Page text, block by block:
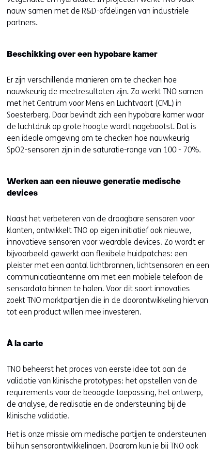
nauw samen met de R&D-afdelingen van industriële
partners.
Beschikking over een hypobare kamer
Er zijn verschillende manieren om te checken hoe
nauwkeurig de meetresultaten zijn. Zo werkt TNO samen
met het Centrum voor Mens en Luchtvaart (CML) in
Soesterberg. Daar bevindt zich een hypobare kamer waar
de luchtdruk op grote hoogte wordt nagebootst. Dat is
een ideale omgeving om te checken hoe nauwkeurig
SpO2-sensoren zijn in de saturatie-range van 100 - 70%.
Werken aan een nieuwe generatie medische
devices
Naast het verbeteren van de draagbare sensoren voor
klanten, ontwikkelt TNO op eigen initiatief ook nieuwe,
innovatieve sensoren voor wearable devices. Zo wordt er
bijvoorbeeld gewerkt aan flexibele huidpatches: een
pleister met een aantal lichtbronnen, lichtsensoren en een
communicatieantenne om met een mobiele telefoon de
sensordata binnen te halen. Voor dit soort innovaties
zoekt TNO marktpartijen die in de doorontwikkeling hiervan
tot een product willen mee investeren.
À la carte
TNO beheerst het proces van eerste idee tot aan de
validatie van klinische prototypes: het opstellen van de
requirements voor de beoogde toepassing, het ontwerp,
de analyse, de realisatie en de ondersteuning bij de
klinische validatie.
Het is onze missie om medische partijen te ondersteunen
bij hun sensorontwikkelingen. Daarom kun je bij TNO ook